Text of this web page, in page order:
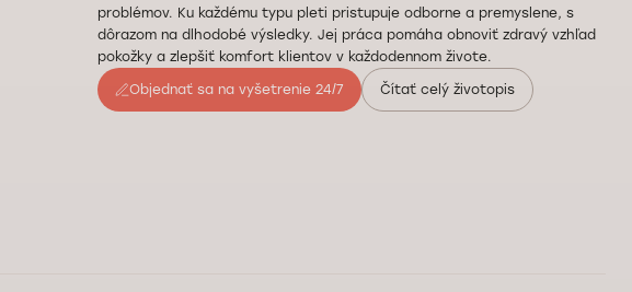
problémov. Ku každému typu pleti pristupuje odborne a premyslene, s
dôrazom na dlhodobé výsledky. Jej práca pomáha obnoviť zdravý vzhľad
pokožky a zlepšiť komfort klientov v každodennom živote.
Objednať sa na vyšetrenie 24/7 Čítať celý životopis